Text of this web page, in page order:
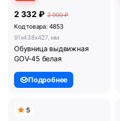
2 332 ₽ 2 990 ₽
Код товара: 4853
91x438x427, мм
Обувница выдвижная
GOV-45 белая
Подробнее
5